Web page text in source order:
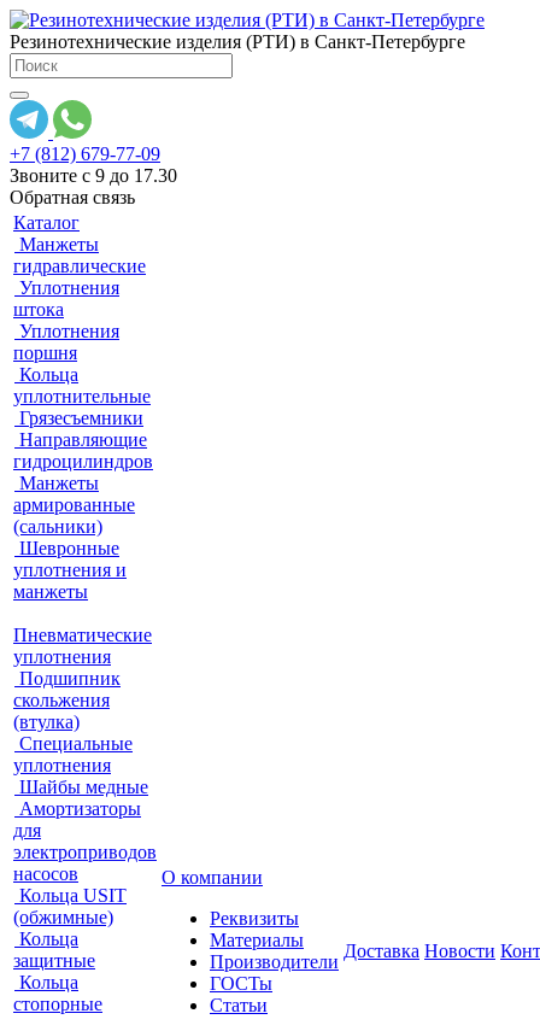
Резинотехнические изделия (РТИ) в Санкт-Петербурге
+7 (812) 679-77-09
Звоните с 9 до 17.30
Обратная связь
Каталог
Манжеты
гидравлические
Уплотнения
штока
Уплотнения
поршня
Кольца
уплотнительные
Грязесъемники
Направляющие
гидроцилиндров
Манжеты
армированные
(сальники)
Шевронные
уплотнения и
манжеты
Пневматические
уплотнения
Подшипник
скольжения
(втулка)
Специальные
уплотнения
Шайбы медные
Амортизаторы
для
электроприводов
насосов
Кольца USIT
(обжимные)
Кольца
защитные
Кольца
стопорные
О компании
Реквизиты
Материалы
Производители
ГОСТы
Статьи
Доставка Новости